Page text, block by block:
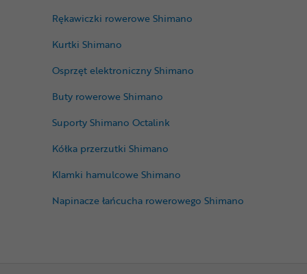
Rękawiczki rowerowe Shimano
Kurtki Shimano
Osprzęt elektroniczny Shimano
Buty rowerowe Shimano
Suporty Shimano Octalink
Kółka przerzutki Shimano
Klamki hamulcowe Shimano
Napinacze łańcucha rowerowego Shimano